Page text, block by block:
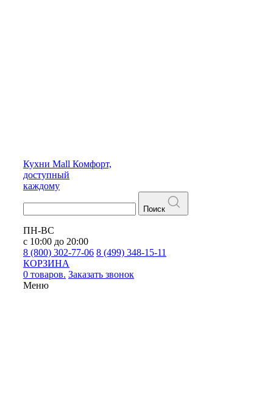
Кухни Mall Комфорт,
доступный
каждому
Поиск
ПН-ВС
с 10:00 до 20:00
8 (800) 302-77-06 8 (499) 348-15-11
КОРЗИНА
0 товаров. Заказать звонок
Меню